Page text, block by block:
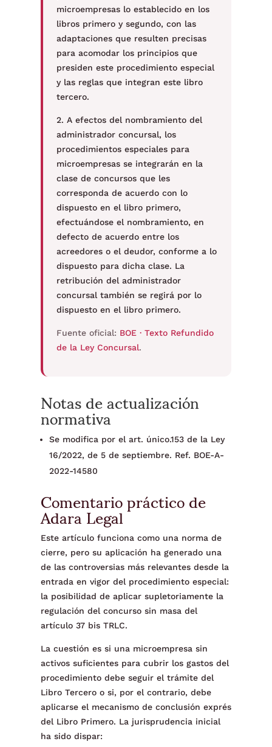
microempresas lo establecido en los
libros primero y segundo, con las
adaptaciones que resulten precisas
para acomodar los principios que
presiden este procedimiento especial
y las reglas que integran este libro
tercero.
2. A efectos del nombramiento del
administrador concursal, los
procedimientos especiales para
microempresas se integrarán en la
clase de concursos que les
corresponda de acuerdo con lo
dispuesto en el libro primero,
efectuándose el nombramiento, en
defecto de acuerdo entre los
acreedores o el deudor, conforme a lo
dispuesto para dicha clase. La
retribución del administrador
concursal también se regirá por lo
dispuesto en el libro primero.
Fuente oficial: BOE · Texto Refundido
de la Ley Concursal.
Notas de actualización
normativa
Se modifica por el art. único.153 de la Ley
16/2022, de 5 de septiembre. Ref. BOE-A-
2022-14580
Comentario práctico de
Adara Legal
Este artículo funciona como una norma de
cierre, pero su aplicación ha generado una
de las controversias más relevantes desde la
entrada en vigor del procedimiento especial:
la posibilidad de aplicar supletoriamente la
regulación del concurso sin masa del
artículo 37 bis TRLC.
La cuestión es si una microempresa sin
activos suficientes para cubrir los gastos del
procedimiento debe seguir el trámite del
Libro Tercero o si, por el contrario, debe
aplicarse el mecanismo de conclusión exprés
del Libro Primero. La jurisprudencia inicial
ha sido dispar: